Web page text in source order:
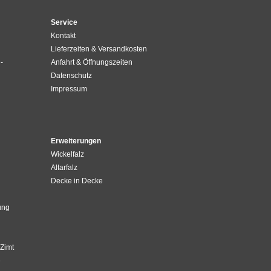
Service
Kontakt
Lieferzeiten & Versandkosten
Anfahrt & Öffnungszeiten
Datenschutz
Impressum
Erweiterungen
Wickelfalz
Altarfalz
Decke in Decke